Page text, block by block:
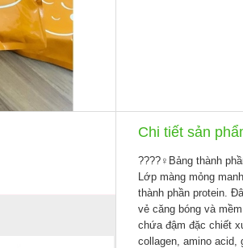
Chi tiết sản
????‍♀️ Bảng thành
Lớp màng mỏng
thành phần protein.
vẻ căng bóng và
chứa đậm đặc chiết
collagen, amino